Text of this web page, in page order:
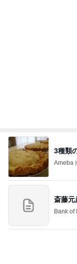
川崎希
７人待